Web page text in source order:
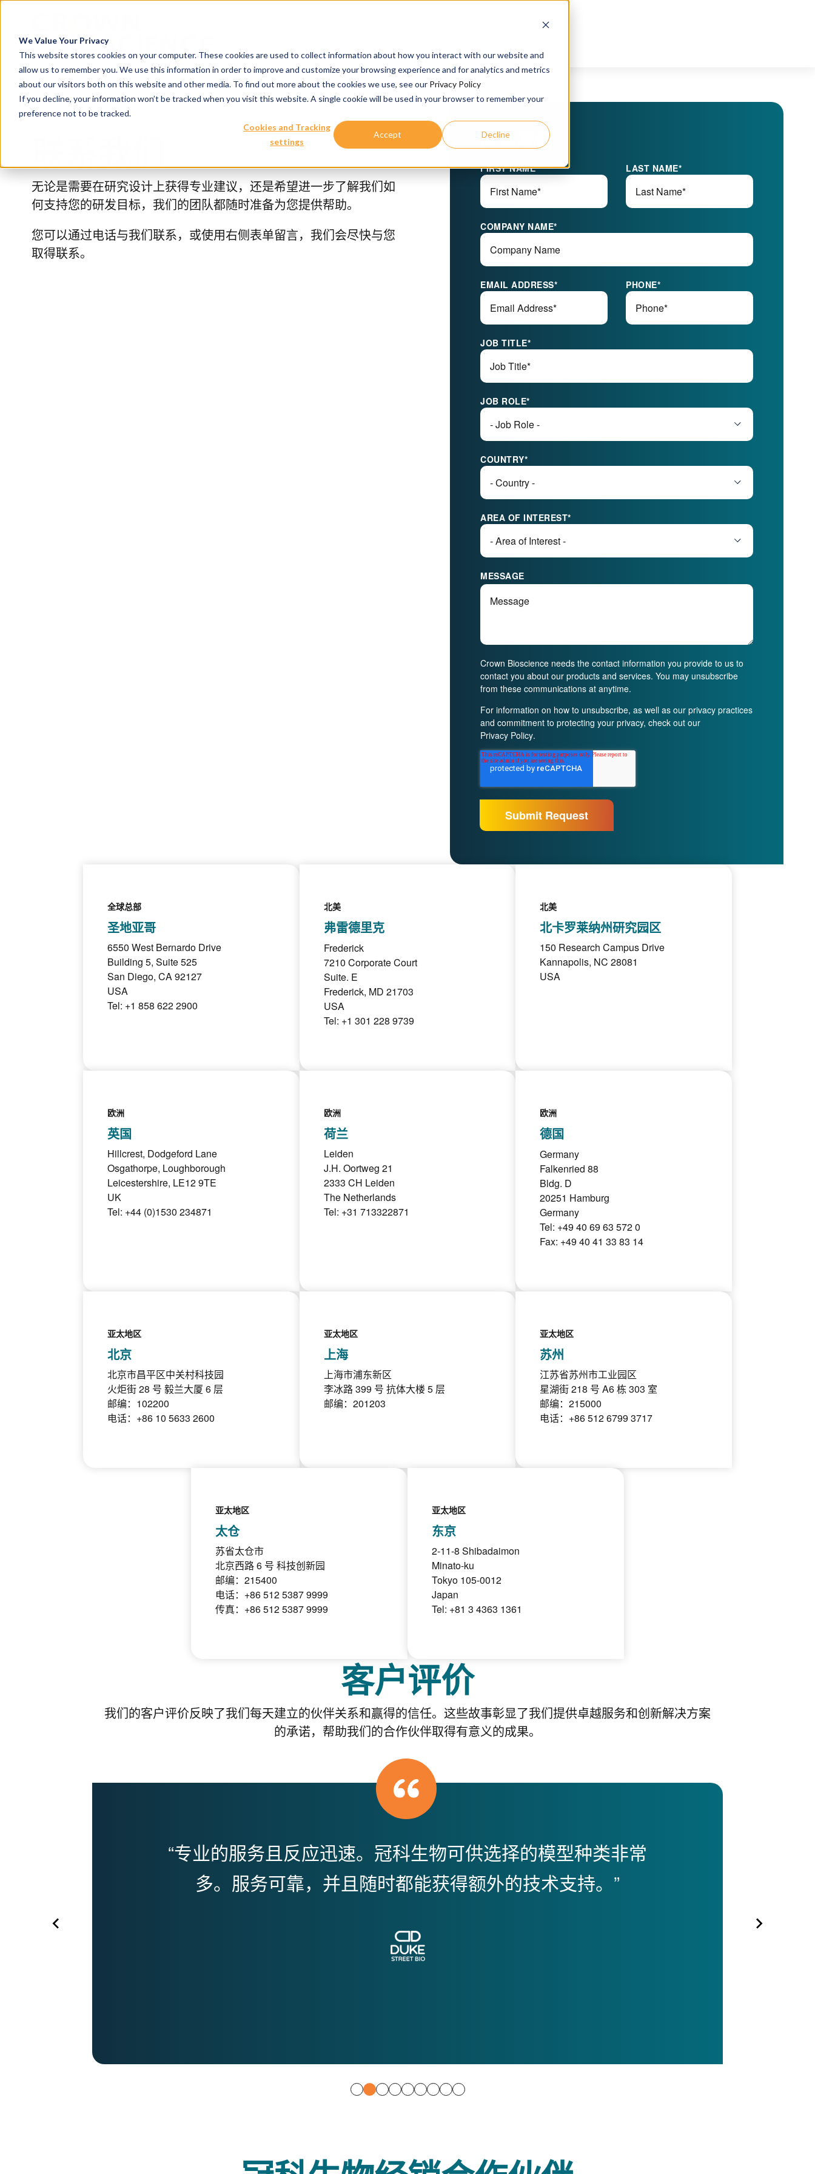
We Value Your Privacy
This website stores cookies on your computer. These cookies are used to collect information about how you interact with our website and
allow us to remember you. We use this information in order to improve and customize your browsing experience and for analytics and metrics
about our visitors both on this website and other media. To find out more about the cookies we use, see our Privacy Policy
If you decline, your information won’t be tracked when you visit this website. A single cookie will be used in your browser to remember your
preference not to be tracked.
Cookies and Tracking
settings
Accept Decline
无论是需要在研究设计上获得专业建议，还是希望进一步了解我们如
何支持您的研发目标，我们的团队都随时准备为您提供帮助。
您可以通过电话与我们联系，或使用右侧表单留言，我们会尽快与您
取得联系。
联系我们
FIRST NAME* LAST NAME*
COMPANY NAME*
EMAIL ADDRESS* PHONE*
JOB TITLE*
JOB ROLE*
COUNTRY*
AREA OF INTEREST*
MESSAGE
Crown Bioscience needs the contact information you provide to us to
contact you about our products and services. You may unsubscribe
from these communications at anytime.
For information on how to unsubscribe, as well as our privacy practices
and commitment to protecting your privacy, check out our
Privacy Policy.
全球总部
圣地亚哥
6550 West Bernardo Drive
Building 5, Suite 525
San Diego, CA 92127
USA
Tel: +1 858 622 2900
北美
弗雷德里克
Frederick
7210 Corporate Court
Suite. E
Frederick, MD 21703
USA
Tel: +1 301 228 9739
北美
北卡罗莱纳州研究园区
150 Research Campus Drive
Kannapolis, NC 28081
USA
欧洲
英国
Hillcrest, Dodgeford Lane
Osgathorpe, Loughborough
Leicestershire, LE12 9TE
UK
Tel: +44 (0)1530 234871
欧洲
荷兰
Leiden
J.H. Oortweg 21
2333 CH Leiden
The Netherlands
Tel: +31 713322871
欧洲
德国
Germany
Falkenried 88
Bldg. D
20251 Hamburg
Germany
Tel: +49 40 69 63 572 0
Fax: +49 40 41 33 83 14
亚太地区
北京
北京市昌平区中关村科技园
火炬街 28 号 毅兰大厦 6 层
邮编：102200
电话：+86 10 5633 2600
亚太地区
上海
上海市浦东新区
李冰路 399 号 抗体大楼 5 层
邮编：201203
亚太地区
苏州
江苏省苏州市工业园区
星湖街 218 号 A6 栋 303 室
邮编：215000
电话：+86 512 6799 3717
亚太地区
太仓
苏省太仓市
北京西路 6 号 科技创新园
邮编：215400
电话：+86 512 5387 9999
传真：+86 512 5387 9999
亚太地区
东京
2-11-8 Shibadaimon
Minato-ku
Tokyo 105-0012
Japan
Tel: +81 3 4363 1361
客户评价
我们的客户评价反映了我们每天建立的伙伴关系和赢得的信任。这些故事彰显了我们提供卓越服务和创新解决方案
的承诺，帮助我们的合作伙伴取得有意义的成果。
“专业的服务且反应迅速。冠科生物可供选择的模型种类非常
多。服务可靠，并且随时都能获得额外的技术支持。”